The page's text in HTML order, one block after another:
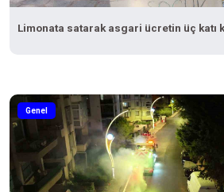
Limonata satarak asgari ücretin üç katı
Genel